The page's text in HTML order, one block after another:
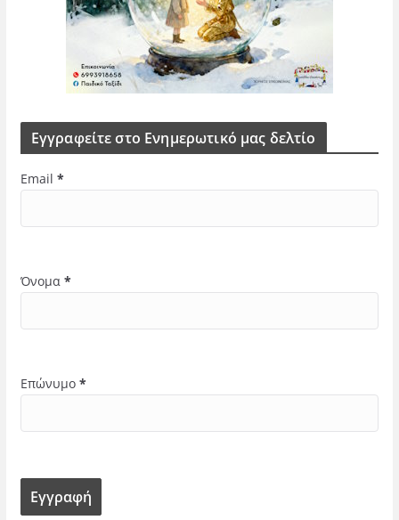
Εγγραφείτε στο Ενημερωτικό μας δελτίο
Email *
Όνομα *
Επώνυμο *